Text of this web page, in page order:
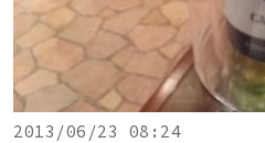
2013/06/23 08:24